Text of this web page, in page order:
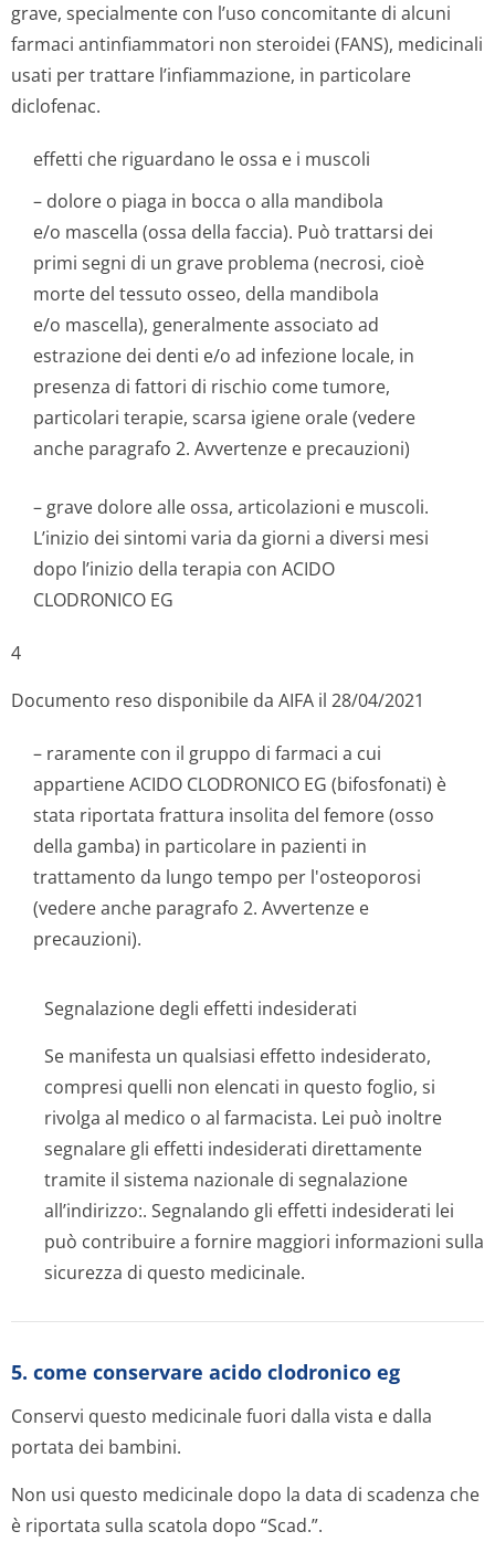
grave, specialmente con l’uso concomitante di alcuni
farmaci antinfiammatori non steroidei (FANS), medicinali
usati per trattare l’infiammazione, in particolare
diclofenac.
effetti che riguardano le ossa e i muscoli
– dolore o piaga in bocca o alla mandibola
e/o mascella (ossa della faccia). Può trattarsi dei
primi segni di un grave problema (necrosi, cioè
morte del tessuto osseo, della mandibola
e/o mascella), generalmente associato ad
estrazione dei denti e/o ad infezione locale, in
presenza di fattori di rischio come tumore,
particolari terapie, scarsa igiene orale (vedere
anche paragrafo 2. Avvertenze e precauzioni)
– grave dolore alle ossa, articolazioni e muscoli.
L’inizio dei sintomi varia da giorni a diversi mesi
dopo l’inizio della terapia con ACIDO
CLODRONICO EG
4
Documento reso disponibile da AIFA il 28/04/2021
– raramente con il gruppo di farmaci a cui
appartiene ACIDO CLODRONICO EG (bifosfonati) è
stata riportata frattura insolita del femore (osso
della gamba) in particolare in pazienti in
trattamento da lungo tempo per l'osteoporosi
(vedere anche paragrafo 2. Avvertenze e
precauzioni).
Segnalazione degli effetti indesiderati
Se manifesta un qualsiasi effetto indesiderato,
compresi quelli non elencati in questo foglio, si
rivolga al medico o al farmacista. Lei può inoltre
segnalare gli effetti indesiderati direttamente
tramite il sistema nazionale di segnalazione
all’indirizzo:. Segnalando gli effetti indesiderati lei
può contribuire a fornire maggiori informazioni sulla
sicurezza di questo medicinale.
5. come conservare acido clodronico eg
Conservi questo medicinale fuori dalla vista e dalla
portata dei bambini.
Non usi questo medicinale dopo la data di scadenza che
è riportata sulla scatola dopo “Scad.”.